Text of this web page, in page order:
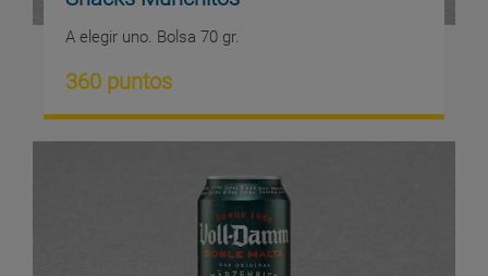
A elegir uno. Bolsa 70 gr.
360 puntos